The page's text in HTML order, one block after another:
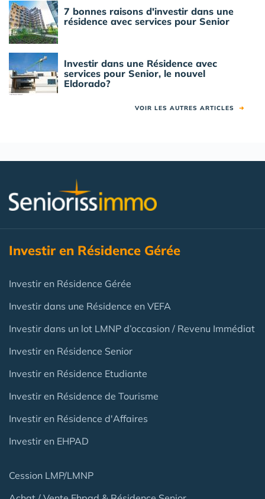
7 bonnes raisons d'investir dans une
résidence avec services pour Senior
Investir dans une Résidence avec
services pour Senior, le nouvel
Eldorado?
VOIR LES AUTRES ARTICLES ➜
Investir en Résidence Gérée
Investir en Résidence Gérée
Investir dans une Résidence en VEFA
Investir dans un lot LMNP d’occasion / Revenu Immédiat
Investir en Résidence Senior
Investir en Résidence Etudiante
Investir en Résidence de Tourisme
Investir en Résidence d'Affaires
Investir en EHPAD
Cession LMP/LMNP